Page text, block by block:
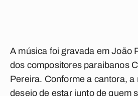
A música foi gravada em João
dos compositores paraibanos
Pereira. Conforme a cantora, a
desejo de estar junto de quem